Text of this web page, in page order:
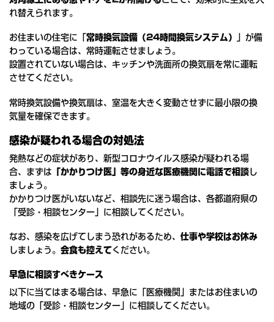
れ替えられます。
お住まいの住宅に「 常時換気設備（24時間換気システム）
」が備
わっている場合は、常時運転させましょう。
設置されていない場合は、キッチンや洗面所の換気扇を常に運転
させてください。
常時換気設備や換気扇は、室温を大きく変動させずに最小限の換
気量を確保できます。
感染が疑われる場合の対処法
発熱などの症状があり、新型コロナウイルス感染が疑われる場
合、まずは 「かかりつけ医」等の身近な医療機関に電話で相談し
ましょう。
かかりつけ医がいないなど、相談先に迷う場合は、各都道府県の
「受診・相談センター」に相談してください。
なお、感染を広げてしまう恐れがあるため、 仕事や学校はお休み
しましょう。 会食も控えてください。
早急に相談すべきケース
以下に当てはまる場合は、早急に「医療機関」またはお住まいの
地域の「受診・相談センター」に相談してください。